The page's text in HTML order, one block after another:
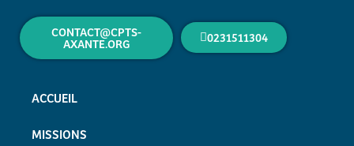
CONTACT@CPTS-
AXANTE.ORG 0231511304
ACCUEIL
MISSIONS